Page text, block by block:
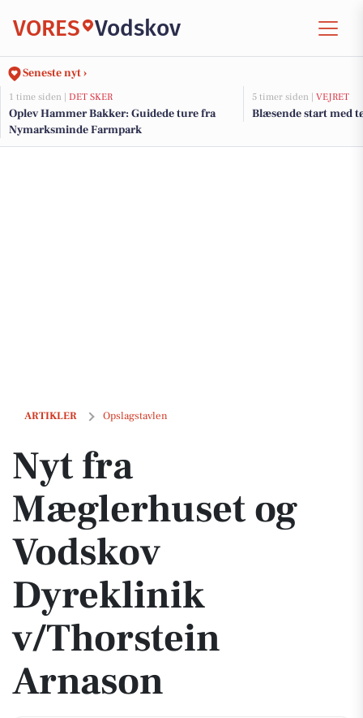
VORES Vodskov
Seneste nyt ›
1 time siden | DET SKER
Oplev Hammer Bakker: Guidede ture fra
Nymarksminde Farmpark
5 timer siden | VEJRET
Blæsende start med
ARTIKLER Opslagstavlen
Nyt fra Mæglerhuset og Vodskov Dyreklinik v/Thorstein Arnason
Nyt fra
Mæglerhuset og
Vodskov
Dyreklinik
v/Thorstein
Arnason